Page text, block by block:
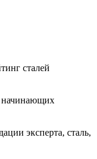
сталей
начинающих
эксперта, сталь,